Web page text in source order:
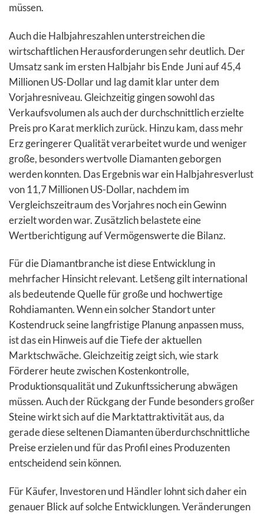
müssen.
Auch die Halbjahreszahlen unterstreichen die
wirtschaftlichen Herausforderungen sehr deutlich. Der
Umsatz sank im ersten Halbjahr bis Ende Juni auf 45,4
Millionen US-Dollar und lag damit klar unter dem
Vorjahresniveau. Gleichzeitig gingen sowohl das
Verkaufsvolumen als auch der durchschnittlich erzielte
Preis pro Karat merklich zurück. Hinzu kam, dass mehr
Erz geringerer Qualität verarbeitet wurde und weniger
große, besonders wertvolle Diamanten geborgen
werden konnten. Das Ergebnis war ein Halbjahresverlust
von 11,7 Millionen US-Dollar, nachdem im
Vergleichszeitraum des Vorjahres noch ein Gewinn
erzielt worden war. Zusätzlich belastete eine
Wertberichtigung auf Vermögenswerte die Bilanz.
Für die Diamantbranche ist diese Entwicklung in
mehrfacher Hinsicht relevant. Letšeng gilt international
als bedeutende Quelle für große und hochwertige
Rohdiamanten. Wenn ein solcher Standort unter
Kostendruck seine langfristige Planung anpassen muss,
ist das ein Hinweis auf die Tiefe der aktuellen
Marktschwäche. Gleichzeitig zeigt sich, wie stark
Förderer heute zwischen Kostenkontrolle,
Produktionsqualität und Zukunftssicherung abwägen
müssen. Auch der Rückgang der Funde besonders großer
Steine wirkt sich auf die Marktattraktivität aus, da
gerade diese seltenen Diamanten überdurchschnittliche
Preise erzielen und für das Profil eines Produzenten
entscheidend sein können.
Für Käufer, Investoren und Händler lohnt sich daher ein
genauer Blick auf solche Entwicklungen. Veränderungen